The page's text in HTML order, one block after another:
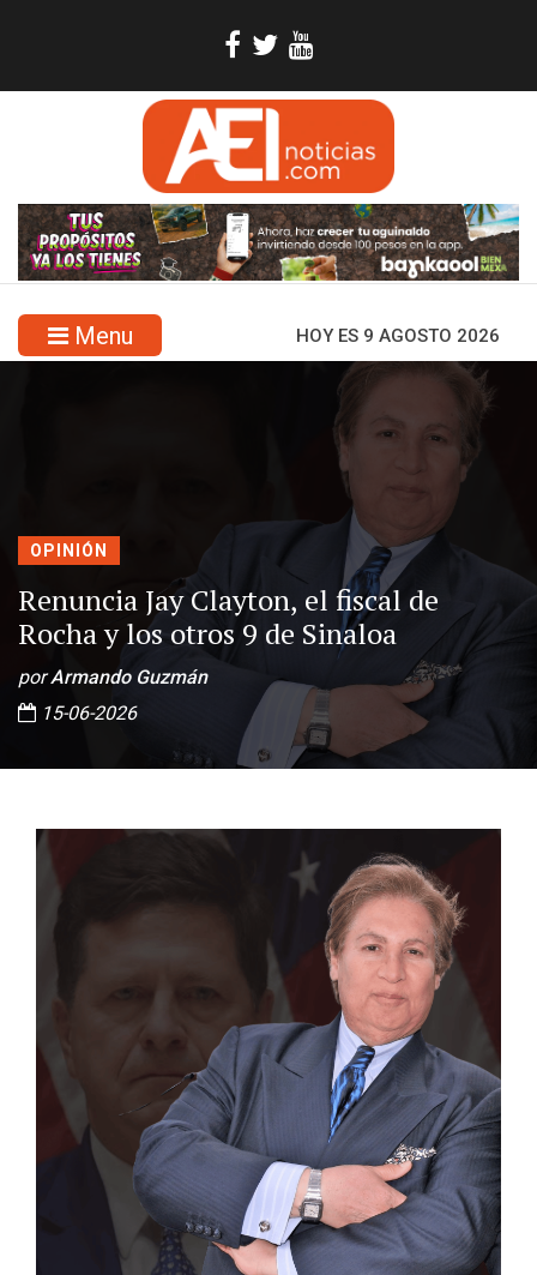
Menu HOY ES 9 AGOSTO 2026
OPINIÓN
Renuncia Jay Clayton, el fiscal de
Rocha y los otros 9 de Sinaloa
porArmando Guzmán
15-06-2026